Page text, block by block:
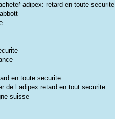
adipex: retard en toute securite
en toute securite
de l adipex retard en tout securite
suisse